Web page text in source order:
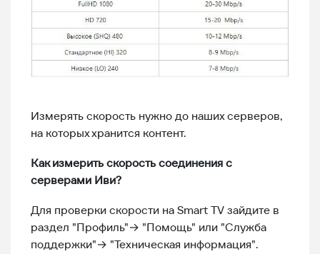
Измерять скорость нужно до наших серверов,
на которых хранится контент.
Как измерить скорость соединения с
серверами Иви?
Для проверки скорости на Smart TV зайдите в
раздел "Профиль"→ "Помощь" или "Служба
поддержки"→ "Техническая информация".